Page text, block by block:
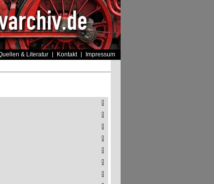
& Literatur Kontakt Impressum